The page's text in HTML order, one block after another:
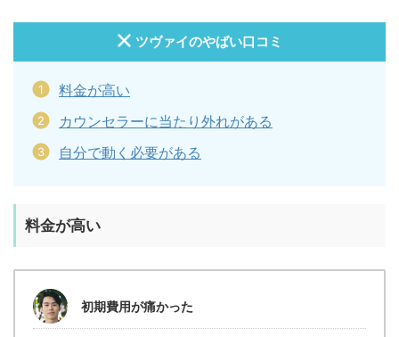
ツヴァイのやばい口コミ
料金が高い
カウンセラーに当たり外れがある
自分で動く必要がある
料金が高い
初期費用が痛かった